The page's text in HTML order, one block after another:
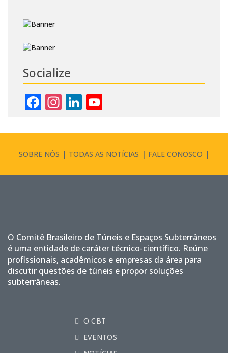
Socialize
Facebook
Instagram
LinkedIn
SOBRE NÓS TODAS AS NOTÍCIAS FALE CONOSCO
O Comitê Brasileiro de Túneis e Espaços Subterrâneos
é uma entidade de caráter técnico-científico. Reúne
profissionais, acadêmicos e empresas da área para
discutir questões de túneis e propor soluções
subterrâneas.
O CBT
EVENTOS